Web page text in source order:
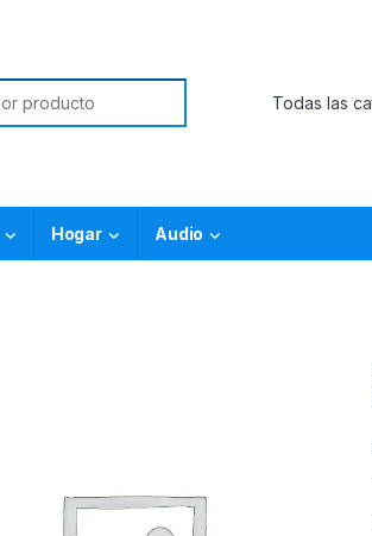
Hogar Audio